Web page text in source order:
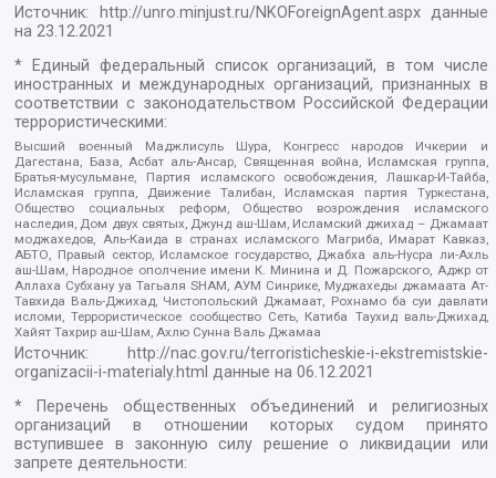
Источник: http://unro.minjust.ru/NKOForeignAgent.aspxданные
на23.12.2021
* Единый федеральный список организаций, в том числе
иностранных и международных организаций, признанных в
соответствии с законодательством Российской Федерации
террористическими:
Высший военный Маджлисуль Шура, Конгресс народов Ичкерии и
Дагестана, База, Асбат аль-Ансар, Священная война, Исламская группа,
Братья-мусульмане, Партия исламского освобождения, Лашкар-И-Тайба,
Исламская группа, Движение Талибан, Исламская партия Туркестана,
Общество социальных реформ, Общество возрождения исламского
наследия, Дом двух святых, Джунд аш-Шам, Исламский джихад – Джамаат
моджахедов, Аль-Каида в странах исламского Магриба, Имарат Кавказ,
АБТО, Правый сектор, Исламское государство, Джабха аль-Нусра ли-Ахль
аш-Шам, Народное ополчение имени К. Минина и Д. Пожарского, Аджр от
Аллаха Субхану уа Тагьаля SHAM, АУМ Синрике, Муджахеды джамаата Ат-
Тавхида Валь-Джихад, Чистопольский Джамаат, Рохнамо ба суи давлати
исломи, Террористическое сообщество Сеть, Катиба Таухид валь-Джихад,
Хайят Тахрир аш-Шам, Ахлю Сунна Валь Джамаа
Источник:
http://nac.gov.ru/terroristicheskie-i-ekstremistskie-
organizacii-i-materialy.html данные на06.12.2021
* Перечень общественных объединений и религиозных
организаций в отношении которых судом принято
вступившее в законную силу решение о ликвидации или
запрете деятельности: